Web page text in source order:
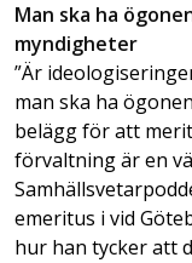
Man ska ha
myndigheter
”Är
man ska ha
belägg för att
förvaltning är en
emeritus i vid
hur han tycker att